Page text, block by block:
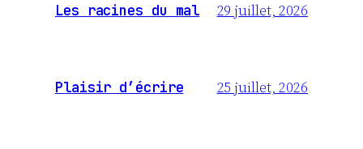
Les racines du mal 29 juillet, 2026
Plaisir d’écrire 25 juillet, 2026